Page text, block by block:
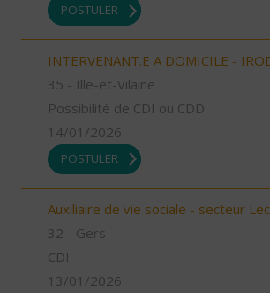
POSTULER
INTERVENANT.E A DOMICILE -
35 - Ille-et-Vilaine
Possibilité de CDI ou CDD
14/01/2026
POSTULER
Auxiliaire de vie sociale - secteur
32 - Gers
CDI
13/01/2026